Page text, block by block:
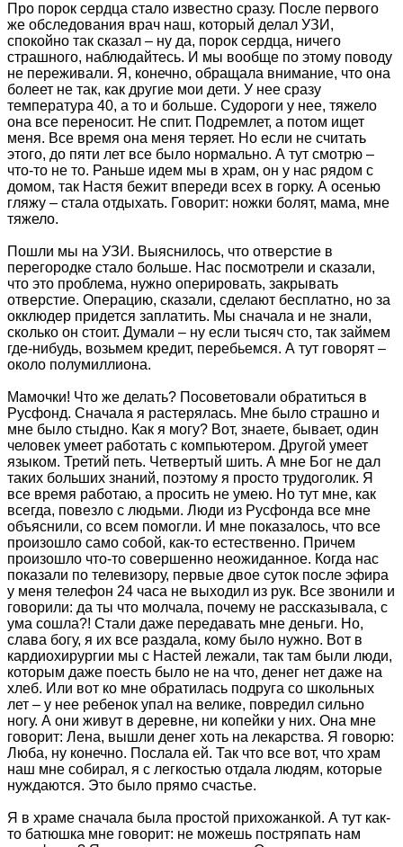
Про порок сердца стало известно сразу. После первого
же обследования врач наш, который делал УЗИ,
спокойно так сказал – ну да, порок сердца, ничего
страшного, наблюдайтесь. И мы вообще по этому поводу
не переживали. Я, конечно, обращала внимание, что она
болеет не так, как другие мои дети. У нее сразу
температура 40, а то и больше. Судороги у нее, тяжело
она все переносит. Не спит. Подремлет, а потом ищет
меня. Все время она меня теряет. Но если не считать
этого, до пяти лет все было нормально. А тут смотрю –
что-то не то. Раньше идем мы в храм, он у нас рядом с
домом, так Настя бежит впереди всех в горку. А осенью
гляжу – стала отдыхать. Говорит: ножки болят, мама, мне
тяжело.
Пошли мы на УЗИ. Выяснилось, что отверстие в
перегородке стало больше. Нас посмотрели и сказали,
что это проблема, нужно оперировать, закрывать
отверстие. Операцию, сказали, сделают бесплатно, но за
окклюдер придется заплатить. Мы сначала и не знали,
сколько он стоит. Думали – ну если тысяч сто, так займем
где-нибудь, возьмем кредит, перебьемся. А тут говорят –
около полумиллиона.
Мамочки! Что же делать? Посоветовали обратиться в
Русфонд. Сначала я растерялась. Мне было страшно и
мне было стыдно. Как я могу? Вот, знаете, бывает, один
человек умеет работать с компьютером. Другой умеет
языком. Третий петь. Четвертый шить. А мне Бог не дал
таких больших знаний, поэтому я просто трудоголик. Я
все время работаю, а просить не умею. Но тут мне, как
всегда, повезло с людьми. Люди из Русфонда все мне
объяснили, со всем помогли. И мне показалось, что все
произошло само собой, как-то естественно. Причем
произошло что-то совершенно неожиданное. Когда нас
показали по телевизору, первые двое суток после эфира
у меня телефон 24 часа не выходил из рук. Все звонили и
говорили: да ты что молчала, почему не рассказывала, с
ума сошла?! Стали даже передавать мне деньги. Но,
слава богу, я их все раздала, кому было нужно. Вот в
кардиохирургии мы с Настей лежали, так там были люди,
которым даже поесть было не на что, денег нет даже на
хлеб. Или вот ко мне обратилась подруга со школьных
лет – у нее ребенок упал на велике, повредил сильно
ногу. А они живут в деревне, ни копейки у них. Она мне
говорит: Лена, вышли денег хоть на лекарства. Я говорю:
Люба, ну конечно. Послала ей. Так что все вот, что храм
наш мне собирал, я с легкостью отдала людям, которые
нуждаются. Это было прямо счастье.
Я в храме сначала была простой прихожанкой. А тут как-
то батюшка мне говорит: не можешь постряпать нам